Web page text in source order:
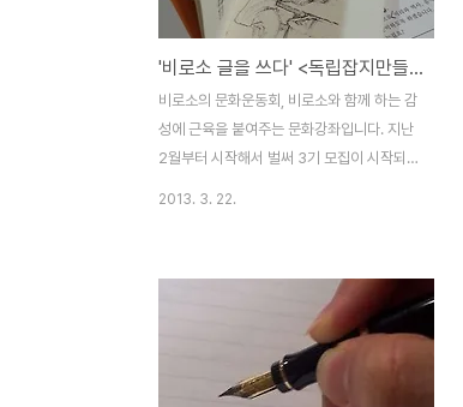
'비로소 글을 쓰다' <독립잡지만들기> 강좌안내
비로소의 문화운동회, 비로소와 함께 하는 감
성에 근육을 붙여주는 문화강좌입니다. 지난
2월부터 시작해서 벌써 3기 모집이 시작되었
게으름의 못된 버릇이 스물스물 올라오리라
는 것. 애시당초 그 최소한의 시간을 가지고
최대한 노력해보자가 처음 취지였습니다--
만. 그래도 온라인 카페를 통해 스스로 만들
2013. 3. 22.